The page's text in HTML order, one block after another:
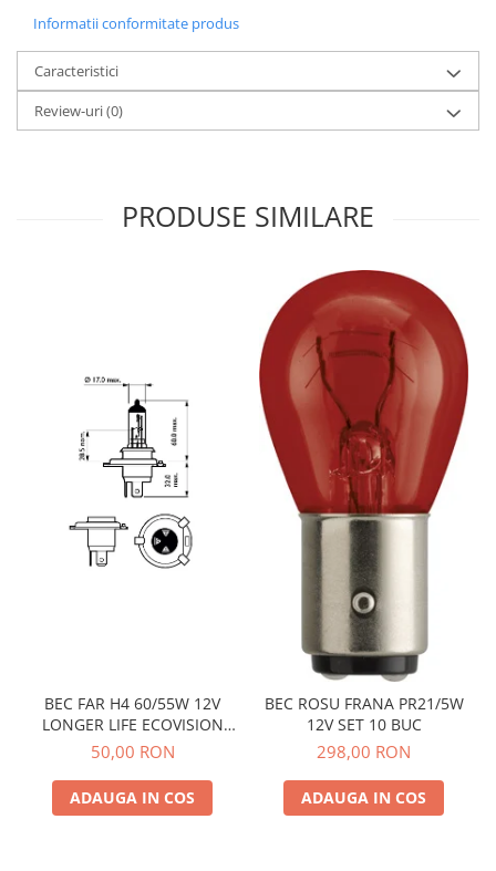
Informatii conformitate produs
Caracteristici
Review-uri(0)
PRODUSE SIMILARE
BEC FAR H4 60/55W 12V
LONGER LIFE ECOVISION
PHILIPS
50,00 RON
ADAUGA IN COS
BEC ROSU FRANA PR21/5W
12V SET 10 BUC
298,00 RON
ADAUGA IN COS